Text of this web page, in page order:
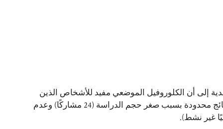
والأمراض الجلدية إلى أن الكلوروفيل الموضعي مفيد للأشخاص الذين
يعانون من حب الشباب. على الرغم من النتائج الإيجابية، كانت النتائج محدودة بسبب صغر حجم الدراسة (24 مشاركًا) وعدم
غير نشط).